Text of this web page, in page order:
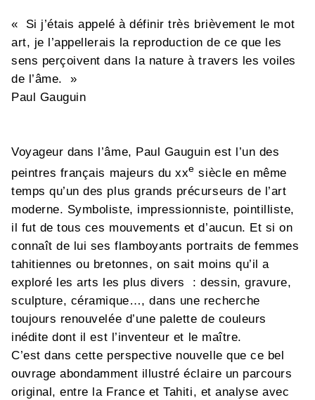
« Si j’étais appelé à définir très brièvement le mot
art, je l’appellerais la reproduction de ce que les
sens perçoivent dans la nature à travers les voiles
de l’âme. »
Paul Gauguin
Voyageur dans l’âme, Paul Gauguin est l’un des
peintres français majeurs du xxe siècle en même
temps qu’un des plus grands précurseurs de l’art
moderne. Symboliste, impressionniste, pointilliste,
il fut de tous ces mouvements et d’aucun. Et si on
connaît de lui ses flamboyants portraits de femmes
tahitiennes ou bretonnes, on sait moins qu’il a
exploré les arts les plus divers : dessin, gravure,
sculpture, céramique…, dans une recherche
toujours renouvelée d’une palette de couleurs
inédite dont il est l’inventeur et le maître.
C’est dans cette perspective nouvelle que ce bel
ouvrage abondamment illustré éclaire un parcours
original, entre la France et Tahiti, et analyse avec